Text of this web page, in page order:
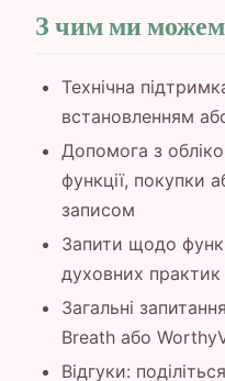
З чим ми
Технічна
встановленням
Допомога з
функції, покупки
записом
Запити щодо
духовних
Загальні
Breath або
Відгуки: